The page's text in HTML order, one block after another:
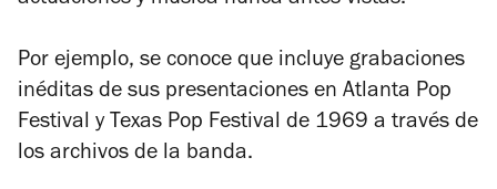
Por ejemplo, se conoce que incluye grabaciones
inéditas de sus presentaciones en Atlanta Pop
Festival y Texas Pop Festival de 1969 a través de
los archivos de la banda.